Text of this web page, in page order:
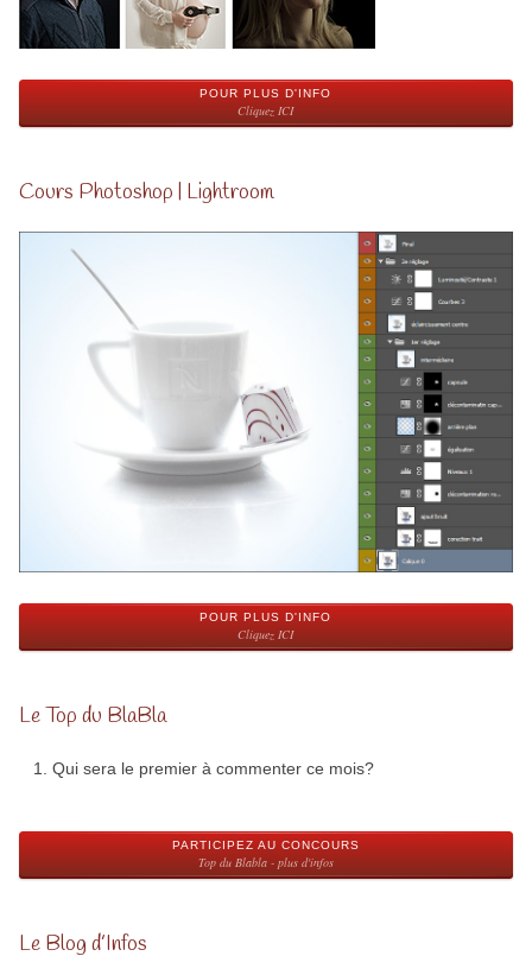
POUR PLUS D'INFO
Cliquez ICI
Cours Photoshop | Lightroom
POUR PLUS D'INFO
Cliquez ICI
Le Top du BlaBla
Qui sera le premier à commenter ce mois?
PARTICIPEZ AU CONCOURS
Top du Blabla - plus d'infos
Le Blog d’Infos